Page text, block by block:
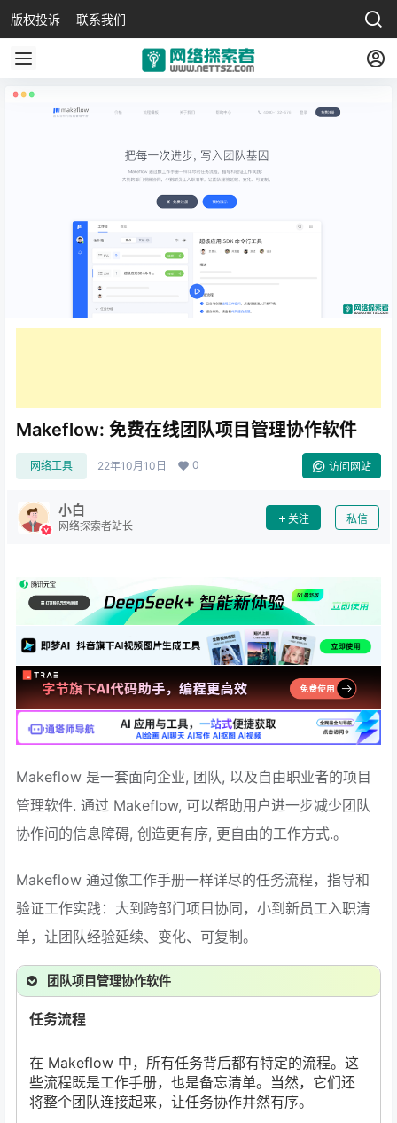
版权投诉 联系我们
Makeflow: 免费在线团队项目管理协作软件
网络工具 22年10月10日 0 访问网站
小白
网络探索者站长
关注 私信
Makeflow 是一套面向企业, 团队, 以及自由职业者的项目
管理软件. 通过 Makeflow, 可以帮助用户进一步减少团队
协作间的信息障碍, 创造更有序, 更自由的工作方式.。
Makeflow 通过像工作手册一样详尽的任务流程，指导和
验证工作实践：大到跨部门项目协同，小到新员工入职清
单，让团队经验延续、变化、可复制。
团队项目管理协作软件
任务流程
在 Makeflow 中，所有任务背后都有特定的流程。这
些流程既是工作手册，也是备忘清单。当然，它们还
将整个团队连接起来，让任务协作井然有序。